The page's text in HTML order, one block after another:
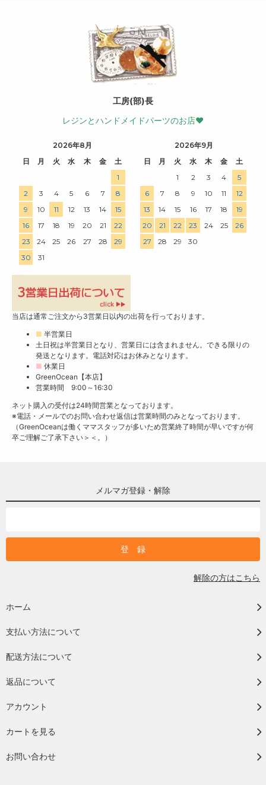
工房(部)長
レジンとハンドメイドパーツのお店♥
2026年8月
日
月 火 水 木 金
土
1
2
3 4 5 6 7
8
9
10 11 12 13 14
15
16
17 18 19 20 21
22
23
24 25 26 27 28
29
30
31
2026年9月
日
月 火 水 木 金
土
1
2 3 4
5
6
7 8 9 10 11
12
13
14 15 16 17 18
19
20
21 22 23 24 25
26
27
28 29 30
当店は通常ご注文から3営業日以内の出荷を行っております。
■ 半営業日
土日祝は半営業日となり、営業日には含まれません。できる限りの
発送となります。電話対応はお休みとなります。
■ 休業日
GreenOcean【本店】
営業時間 9:00～16:30
ネット購入の受付は24時間営業となっております。
※電話・メールでのお問い合わせ返信は営業時間のみとなっております。
（GreenOceanは働くママスタッフが多いため営業終了時間が早いですが何
卒ご理解ご了承下さい＞＜。）
メルマガ登録・解除
解除の方はこちら
ホーム
支払い方法について
配送方法について
返品について
アカウント
カートを見る
お問い合わせ